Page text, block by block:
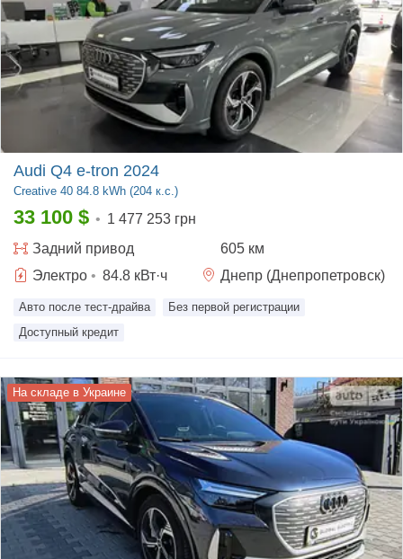
Audi Q4 e-tron 2024
Creative 40 84.8 kWh (204 к.с.)
33 100 $ • 1 477 253 грн
Задний привод
605 км
Электро • 84.8 кВт·ч Днепр (Днепропетровск)
Авто после тест-драйва
Без первой регистрации
Доступный кредит
На складе в Украине